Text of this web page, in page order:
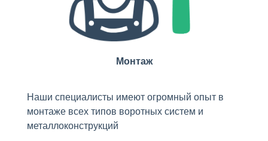
Монтаж
Наши специалисты имеют огромный опыт в
монтаже всех типов воротных систем и
металлоконструкций